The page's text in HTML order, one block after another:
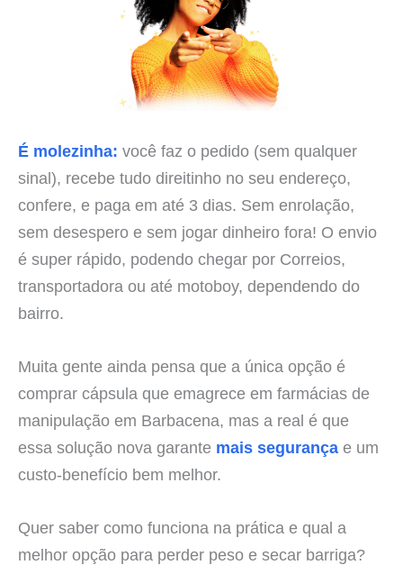
É molezinha: você faz o pedido (sem qualquer
sinal), recebe tudo direitinho no seu endereço,
confere, e paga em até 3 dias. Sem enrolação,
sem desespero e sem jogar dinheiro fora! O envio
é super rápido, podendo chegar por Correios,
transportadora ou até motoboy, dependendo do
bairro.
Muita gente ainda pensa que a única opção é
comprar cápsula que emagrece em farmácias de
manipulação em Barbacena, mas a real é que
essa solução nova garante mais segurança e um
custo-benefício bem melhor.
Quer saber como funciona na prática e qual a
melhor opção para perder peso e secar barriga?